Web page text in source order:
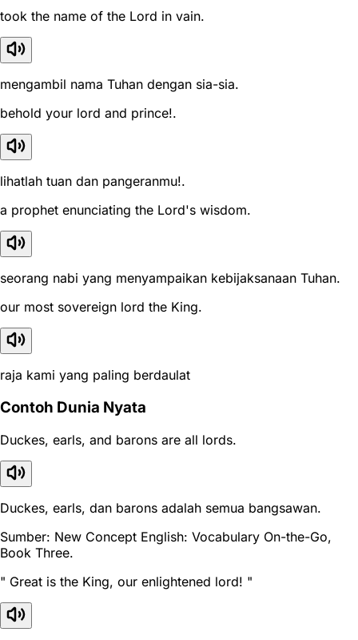
took the name of the Lord in vain.
mengambil nama Tuhan dengan sia-sia.
behold your lord and prince!.
lihatlah tuan dan pangeranmu!.
a prophet enunciating the Lord's wisdom.
seorang nabi yang menyampaikan kebijaksanaan Tuhan.
our most sovereign lord the King.
raja kami yang paling berdaulat
Contoh Dunia Nyata
Duckes, earls, and barons are all lords.
Duckes, earls, dan barons adalah semua bangsawan.
Sumber: New Concept English: Vocabulary On-the-Go,
Book Three.
" Great is the King, our enlightened lord! "